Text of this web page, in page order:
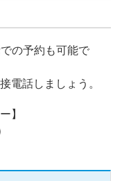
の予約も可能で
電話しましょう。
】